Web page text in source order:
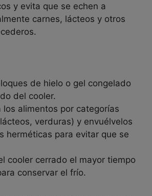
y evita que se echen a
carnes, lácteos y otros
de hielo o gel congelado
del cooler.
los alimentos por categorías
verduras) y envuélvelos
herméticas para evitar que se
cooler cerrado el mayor tiempo
conservar el frío.